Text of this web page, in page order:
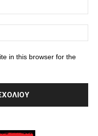
in this browser for the